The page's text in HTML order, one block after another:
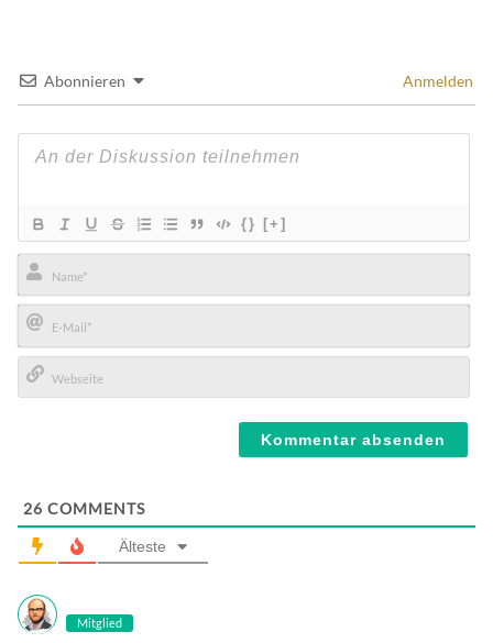
Abonnieren Anmelden
{} [+]
Name*
E-
Mail*
26 COMMENTS
Älteste
Mitglied